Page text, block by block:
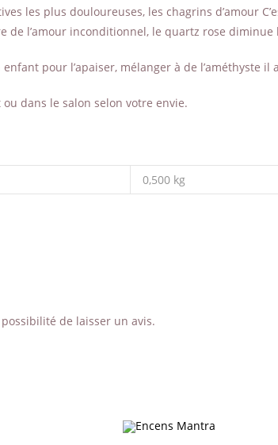
les plus douloureuses, les chagrins d’amour
l’amour inconditionnel, le quartz rose diminue
pour l’apaiser, mélanger à de l’améthyste il
dans le salon selon votre envie.
0,500 kg
de laisser un avis.